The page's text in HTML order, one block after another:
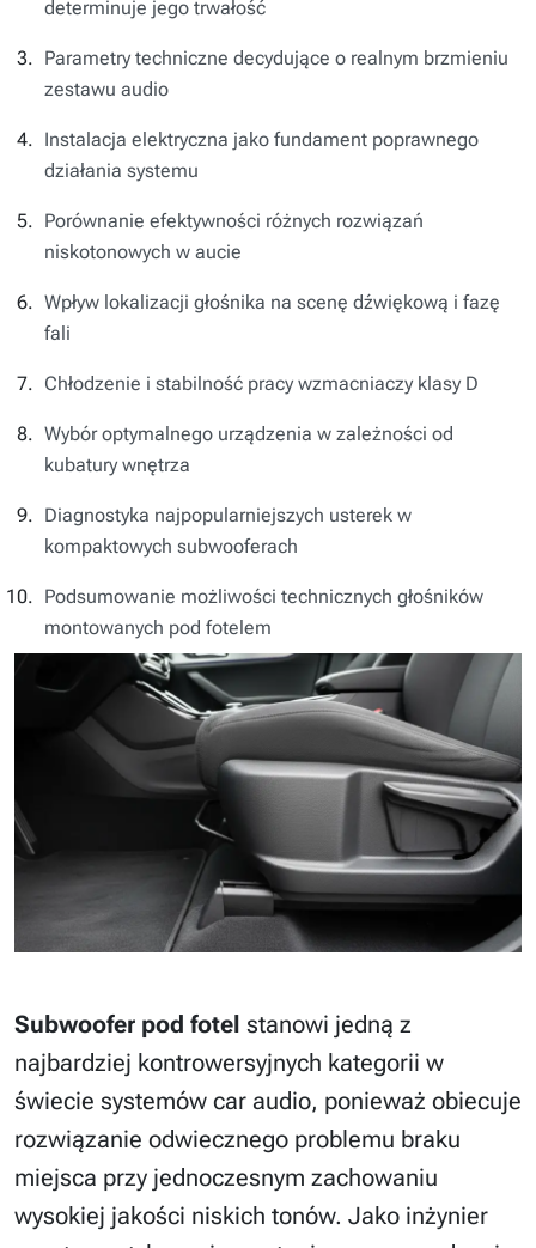
determinuje jego trwałość
Parametry techniczne decydujące o realnym brzmieniu
zestawu audio
Instalacja elektryczna jako fundament poprawnego
działania systemu
Porównanie efektywności różnych rozwiązań
niskotonowych w aucie
Wpływ lokalizacji głośnika na scenę dźwiękową i fazę
fali
Chłodzenie i stabilność pracy wzmacniaczy klasy D
Wybór optymalnego urządzenia w zależności od
kubatury wnętrza
Diagnostyka najpopularniejszych usterek w
kompaktowych subwooferach
Podsumowanie możliwości technicznych głośników
montowanych pod fotelem
Subwoofer pod fotel stanowi jedną z
najbardziej kontrowersyjnych kategorii w
świecie systemów car audio, ponieważ obiecuje
rozwiązanie odwiecznego problemu braku
miejsca przy jednoczesnym zachowaniu
wysokiej jakości niskich tonów. Jako inżynier